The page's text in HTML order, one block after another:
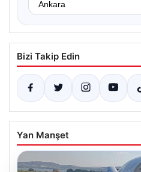
Bizi Takip Edin
Yan Manşet